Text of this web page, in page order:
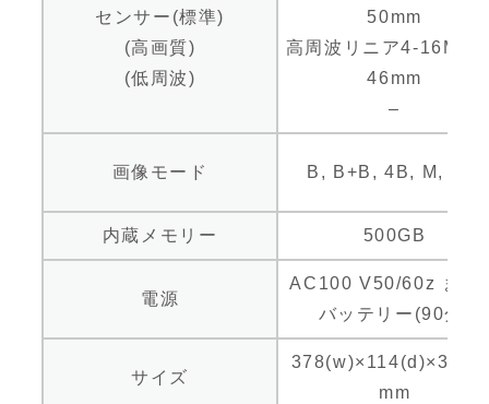
センサー(標準)
(高画質)
(低周波)
50mm
高周波リニア4-16MHz
46mm
–
画像モード B, B+B, 4B, M, PW
内蔵メモリー 500GB
電源
AC100 V50/60z また
バッテリー(90分)
サイズ
mm